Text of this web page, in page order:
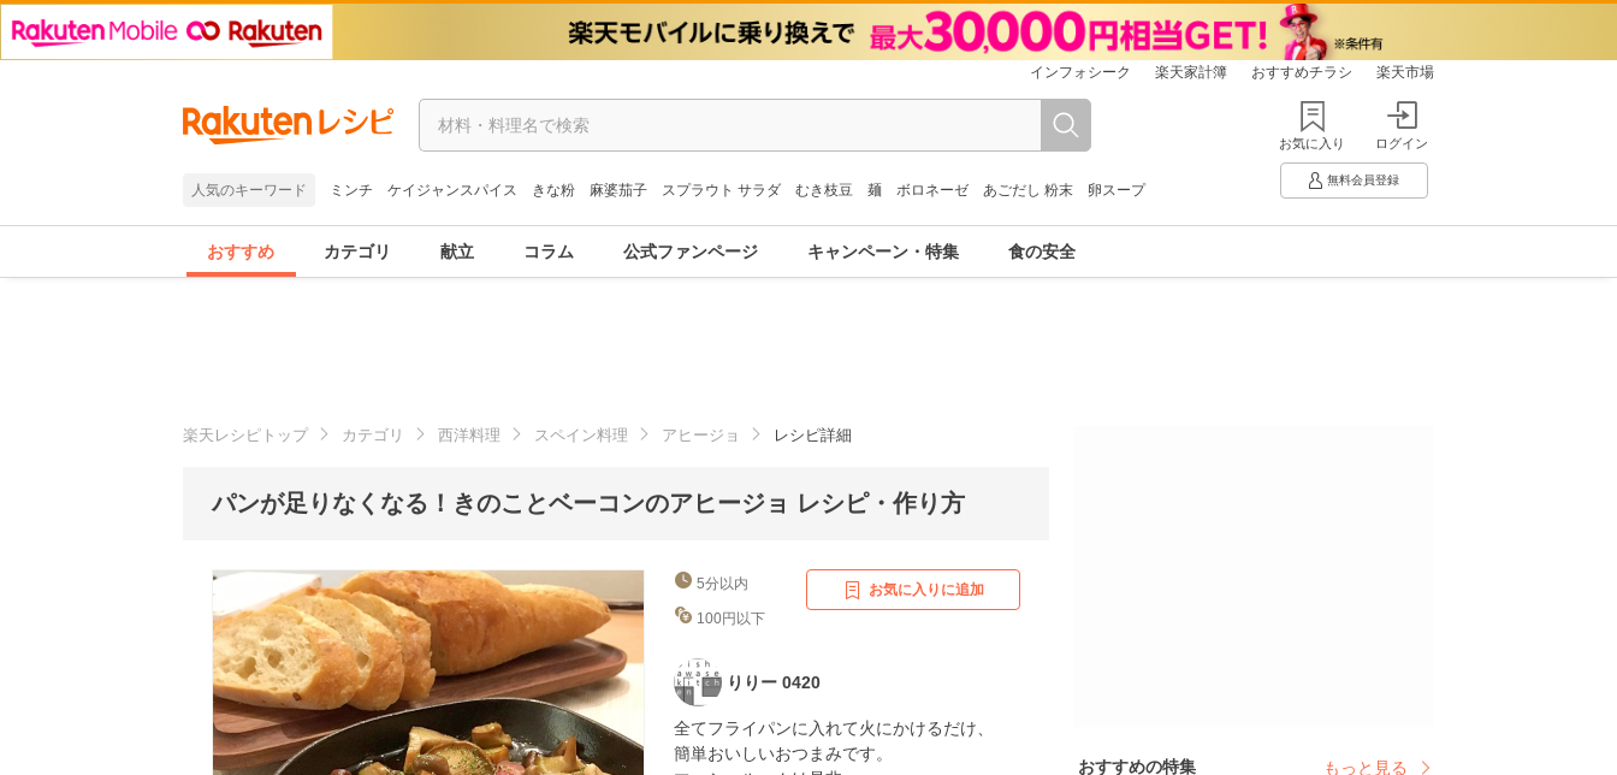
インフォシーク 楽天家計簿 おすすめチラシ 楽天市場
人気のキーワード ミンチ ケイジャンスパイス きな粉 麻婆茄子 スプラウト サラダ むき枝豆 麺 ボロネーゼ あごだし 粉末 卵スープ
お気に入り ログイン
無料会員登録
おすすめ カテゴリ 献立 コラム 公式ファンページ キャンペーン・特集 食の安全
楽天レシピトップ カテゴリ 西洋料理 スペイン料理 アヒージョ レシピ詳細
パンが足りなくなる！きのことベーコンのアヒージョ レシピ・作り方
5分以内
100円以下
お気に入りに追加
りりー 0420
全てフライパンに入れて火にかけるだけ、
簡単おいしいおつまみです。
おすすめの特集 もっと見る